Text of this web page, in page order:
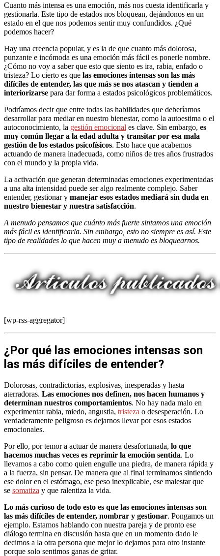
Cuanto más intensa es una emoción, más nos cuesta identificarla y
gestionarla. Este tipo de estados nos bloquean, dejándonos en un
estado en el que nos podemos sentir muy confundidos. ¿Qué
podemos hacer?
Hay una creencia popular, y es la de que cuanto más dolorosa,
punzante e incómoda es una emoción más fácil es ponerle nombre.
¿Cómo no voy a saber que esto que siento es ira, rabia, enfado o
tristeza? Lo cierto es que las emociones intensas son las más
difíciles de entender, las que más se nos atascan y tienden a
interiorizarse para dar forma a estados psicológicos problemáticos.
Podríamos decir que entre todas las habilidades que deberíamos
desarrollar para mediar en nuestro bienestar, como la autoestima o el
autoconocimiento, la gestión emocional es clave. Sin embargo, es
muy común llegar a la edad adulta y transitar por esa mala
gestión de los estados psicofísicos. Esto hace que acabemos
actuando de manera inadecuada, como niños de tres años frustrados
con el mundo y la propia vida.
La activación que generan determinadas emociones experimentadas
a una alta intensidad puede ser algo realmente complejo. Saber
entender, gestionar y manejar esos estados mediará sin duda en
nuestro bienestar y nuestra satisfacción.
A menudo pensamos que cuánto más fuerte sintamos una emoción
más fácil es identificarla. Sin embargo, esto no siempre es así. Este
tipo de realidades lo que hacen muy a menudo es bloquearnos.
[wp-rss-aggregator]
¿Por qué las emociones intensas son
las más difíciles de entender?
Dolorosas, contradictorias, explosivas, inesperadas y hasta
aterradoras. Las emociones nos definen, nos hacen humanos y
determinan nuestros comportamientos. No hay nada malo en
experimentar rabia, miedo, angustia, tristeza o desesperación. Lo
verdaderamente peligroso es dejarnos llevar por esos estados
emocionales.
Por ello, por temor a actuar de manera desafortunada, lo que
hacemos muchas veces es reprimir la emoción sentida. Lo
llevamos a cabo como quien engulle una piedra, de manera rápida y
a la fuerza, sin pensar. De manera que al final terminamos sintiendo
ese dolor en el estómago, ese peso inexplicable, ese malestar que
se somatiza y que ralentiza la vida.
Lo más curioso de todo esto es que las emociones intensas son
las más difíciles de entender, nombrar y gestionar. Pongamos un
ejemplo. Estamos hablando con nuestra pareja y de pronto ese
diálogo termina en discusión hasta que en un momento dado le
decimos a la otra persona que mejor lo dejamos para otro instante
porque solo sentimos ganas de gritar.